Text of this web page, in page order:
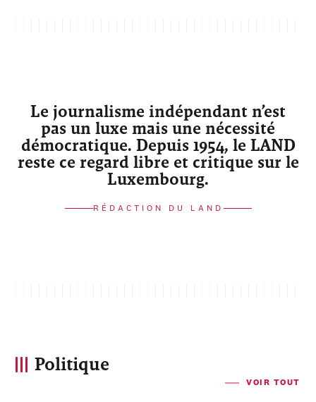
Le journalisme indépendant n’est
pas un luxe mais une nécessité
démocratique. Depuis 1954, le LAND
reste ce regard libre et critique sur le
Luxembourg.
RÉDACTION DU LAND
Politique
VOIR TOUT